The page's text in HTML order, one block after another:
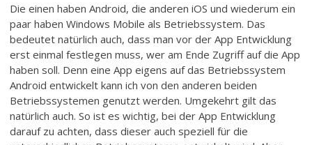
Die einen haben Android, die anderen iOS und wiederum ein
paar haben Windows Mobile als Betriebssystem. Das
bedeutet natürlich auch, dass man vor der App Entwicklung
erst einmal festlegen muss, wer am Ende Zugriff auf die App
haben soll. Denn eine App eigens auf das Betriebssystem
Android entwickelt kann ich von den anderen beiden
Betriebssystemen genutzt werden. Umgekehrt gilt das
natürlich auch. So ist es wichtig, bei der App Entwicklung
darauf zu achten, dass dieser auch speziell für die